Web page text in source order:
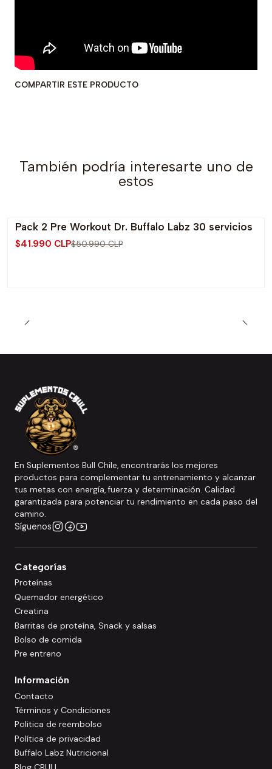
COMPARTIR ESTE PRODUCTO
También podría interesarte uno de
estos
-18% OFF
Pack 2 Pre Workout Dr. Buffalo Labz 30 servicios
$41.990 CLP$50.990 CLP
En Suplementos Bull Chile, encontrarás los mejores
productos para complementar tu entrenamiento y alcanzar
tus metas con energía, fuerza y determinación. Calidad
garantizada para potenciar tu rendimiento en cada paso del
camino.
Síguenos
Categorías
Proteínas
Quemador energético
Creatina
Barritas de proteína, Snack y salsas
Bolso de comida
Pre entreno
Información
Contacto
Términos y Condiciones
Politica de reembolso
Política de privacidad
Buffalo Labz Nutricional